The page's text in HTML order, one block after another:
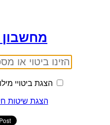
מחשבון
הצגת ביטויי
הצגת שיטות